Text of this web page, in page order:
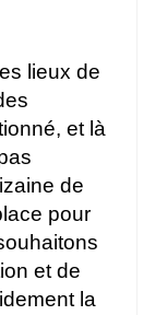
lieux de
et là
de
pour
et de
la